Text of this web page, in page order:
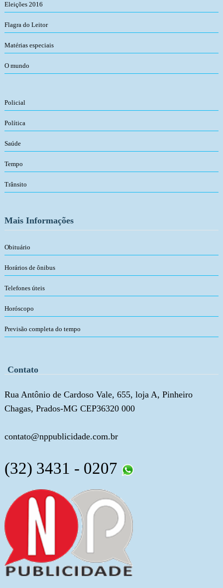
Eleições 2016
Flagra do Leitor
Matérias especiais
O mundo
Policial
Política
Saúde
Tempo
Trânsito
Mais Informações
Obituário
Horários de ônibus
Telefones úteis
Horóscopo
Previsão completa do tempo
Contato
Rua Antônio de Cardoso Vale, 655, loja A, Pinheiro
Chagas, Prados-MG CEP36320 000
contato@nppublicidade.com.br
(32) 3431 - 0207